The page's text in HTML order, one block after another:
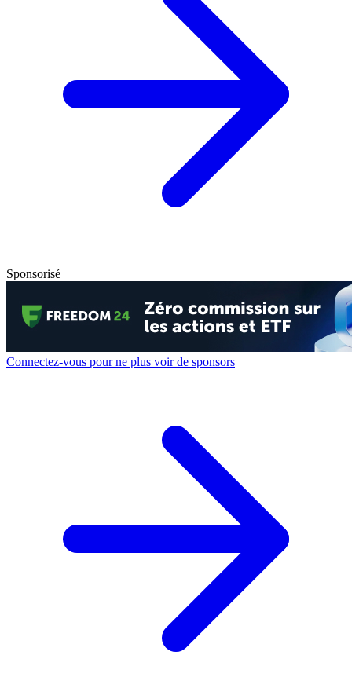
Sponsorisé
Connectez-vous pour ne plus voir de sponsors